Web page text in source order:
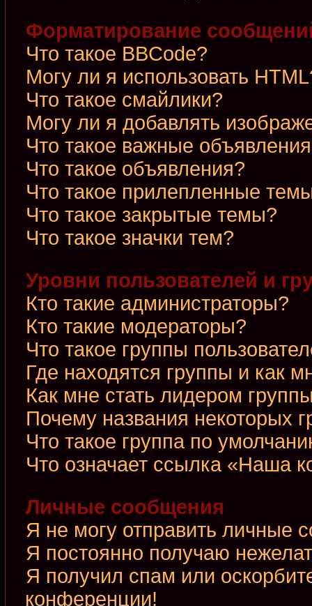
Форматирование
Что такое BBCode?
Могу ли я использовать
Что такое смайлики?
Могу ли я добавлять
Что такое важные
Что такое объявления?
Что такое прилепленные
Что такое закрытые темы?
Что такое значки тем?
Уровни пользователей и
Кто такие администраторы?
Кто такие модераторы?
Что такое группы
Где находятся группы и как
Как мне стать лидером
Почему названия некоторых
Что такое группа по
Что означает ссылка «Наша
Личные сообщения
Я не могу отправить личные
Я постоянно получаю
Я получил спам или
конференции!